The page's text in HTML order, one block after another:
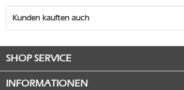
Kunden kauften auch
SHOP SERVICE
INFORMATIONEN